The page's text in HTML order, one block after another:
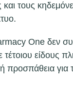
και τους
One δεν
τέτοιου είδους
προσπάθεια